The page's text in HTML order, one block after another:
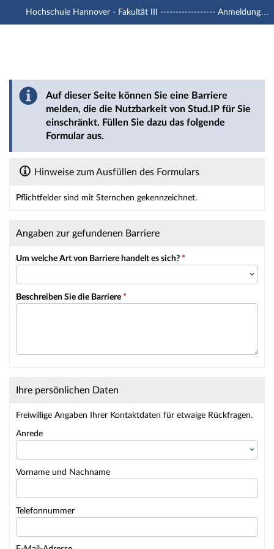
Hauptnavigation
Hochschule Hannover - Fakultät III ------------------ Anmeldung mit -u1 Account
Barriere melden
Auf dieser Seite können Sie eine Barriere
melden, die die Nutzbarkeit von Stud.IP für Sie
einschränkt. Füllen Sie dazu das folgende
Formular aus.
Hinweise zum Ausfüllen des Formulars
Pflichtfelder sind mit Sternchen gekennzeichnet.
Angaben zur gefundenen Barriere
Um welche Art von Barriere handelt es sich? *
Beschreiben Sie die Barriere *
Ihre persönlichen Daten
Freiwillige Angaben Ihrer Kontaktdaten für etwaige Rückfragen.
Anrede
Vorname und Nachname
Telefonnummer